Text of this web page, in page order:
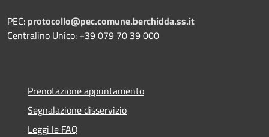
PEC: protocollo@pec.comune.berchidda.ss.it
Centralino Unico: +39 079 70 39 000
Prenotazione appuntamento
Segnalazione disservizio
Leggi le FAQ